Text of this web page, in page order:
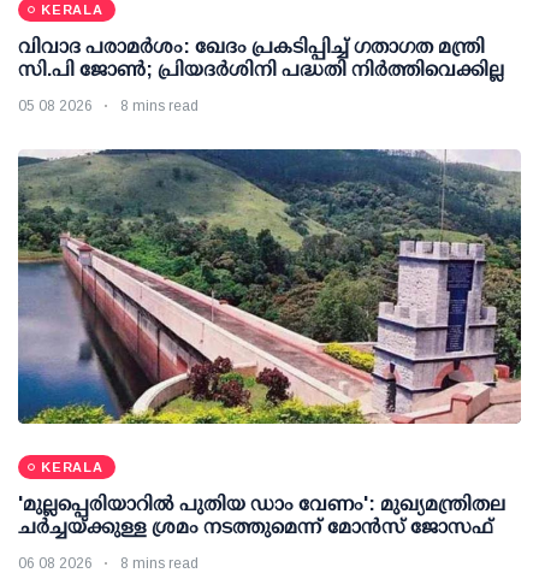
KERALA
വിവാദ പരാമര്‍ശം: ഖേദം പ്രകടിപ്പിച്ച് ഗതാഗത മന്ത്രി
സി.പി ജോണ്‍; പ്രിയദര്‍ശിനി പദ്ധതി നിര്‍ത്തിവെക്കില്ല
05 08 2026 8 mins read
KERALA
'മുല്ലപ്പെരിയാറില്‍ പുതിയ ഡാം വേണം': മുഖ്യമന്ത്രിതല
ചര്‍ച്ചയ്ക്കുള്ള ശ്രമം നടത്തുമെന്ന് മോന്‍സ് ജോസഫ്
06 08 2026 8 mins read